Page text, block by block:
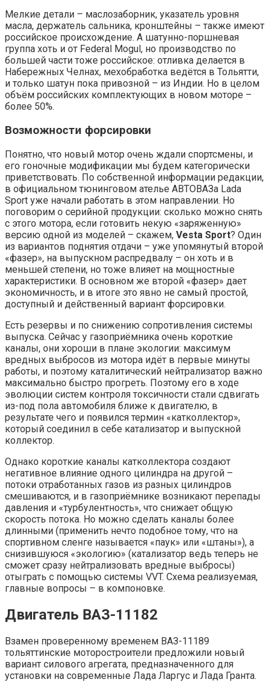
Мелкие детали – маслозаборник, указатель уровня
масла, держатель сальника, кронштейны – также имеют
российское происхождение. А шатунно-поршневая
группа хоть и от Federal Mogul, но производство по
большей части тоже российское: отливка делается в
Набережных Челнах, мехобработка ведётся в Тольятти,
и только шатун пока привозной – из Индии. Но в целом
объём российских комплектующих в новом моторе –
более 50%.
Возможности форсировки
Понятно, что новый мотор очень ждали спортсмены, и
его гоночные модификации мы будем категорически
приветствовать. По собственной информации редакции,
в официальном тюнинговом ателье АВТОВАЗа Lada
Sport уже начали работать в этом направлении. Но
поговорим о серийной продукции: сколько можно снять
с этого мотора, если готовить некую «заряженную»
версию одной из моделей – скажем, Vesta Sport? Один
из вариантов поднятия отдачи – уже упомянутый второй
«фазер», на выпускном распредвалу – он хоть и в
меньшей степени, но тоже влияет на мощностные
характеристики. В основном же второй «фазер» дает
экономичность, и в итоге это явно не самый простой,
доступный и действенный вариант форсировки.
Есть резервы и по снижению сопротивления системы
выпуска. Сейчас у газоприёмника очень короткие
каналы, они хороши в плане экологии: максимум
вредных выбросов из мотора идёт в первые минуты
работы, и поэтому каталитический нейтрализатор важно
максимально быстро прогреть. Поэтому его в ходе
эволюции систем контроля токсичности стали сдвигать
из-под пола автомобиля ближе к двигателю, в
результате чего и появился термин «катколлектор»,
который соединил в себе катализатор и выпускной
коллектор.
Однако короткие каналы катколлектора создают
негативное влияние одного цилиндра на другой –
потоки отработанных газов из разных цилиндров
смешиваются, и в газоприёмнике возникают перепады
давления и «турбулентность», что снижает общую
скорость потока. Но можно сделать каналы более
длинными (применить нечто подобное тому, что на
спортивном сленге называется «паук» или «штаны»), а
снизившуюся «экологию» (катализатор ведь теперь не
сможет сразу нейтрализовать вредные выбросы)
отыграть с помощью системы VVT. Схема реализуемая,
главные вопросы – в компоновке.
Двигатель ВАЗ-11182
Взамен проверенному временем ВАЗ-11189
тольяттинские моторостроители предложили новый
вариант силового агрегата, предназначенного для
установки на современные Лада Ларгус и Лада Гранта.